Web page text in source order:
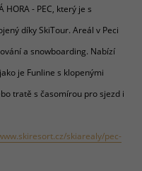
HORA - PEC, který je s
díky SkiTour. Areál v Peci
a snowboarding. Nabízí
je Funline s klopenými
tratě s časomírou pro sjezd i
skiarealy/pec-